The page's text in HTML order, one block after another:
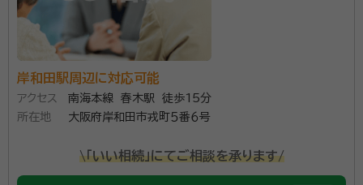
岸和田駅周辺に対応可能
アクセス
南海本線 春木駅 徒歩15分
所在地
大阪府岸和田市戎町５番６号
\「いい相続」にてご相談を承ります/